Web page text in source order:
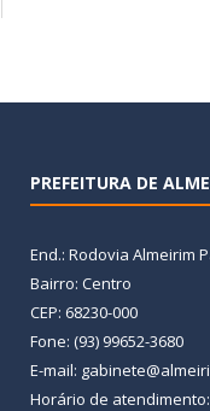
PREFEITURA DE
End.: Rodovia Almeirim
Bairro: Centro
CEP: 68230-000
Fone: (93) 99652-3680
E-mail:
Horário de atendimento: